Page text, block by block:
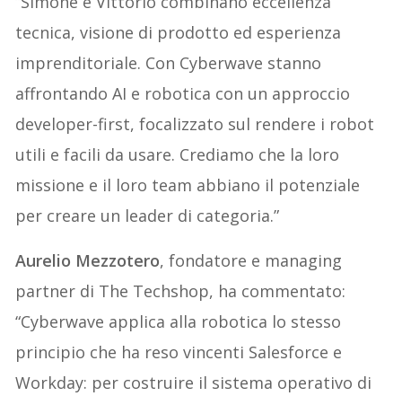
tecnica, visione di prodotto ed esperienza
imprenditoriale. Con Cyberwave stanno
affrontando AI e robotica con un approccio
developer-first, focalizzato sul rendere i robot
utili e facili da usare. Crediamo che la loro
missione e il loro team abbiano il potenziale
per creare un leader di categoria.”
Aurelio Mezzotero, fondatore e managing
partner di The Techshop, ha commentato:
“Cyberwave applica alla robotica lo stesso
principio che ha reso vincenti Salesforce e
Workday: per costruire il sistema operativo di